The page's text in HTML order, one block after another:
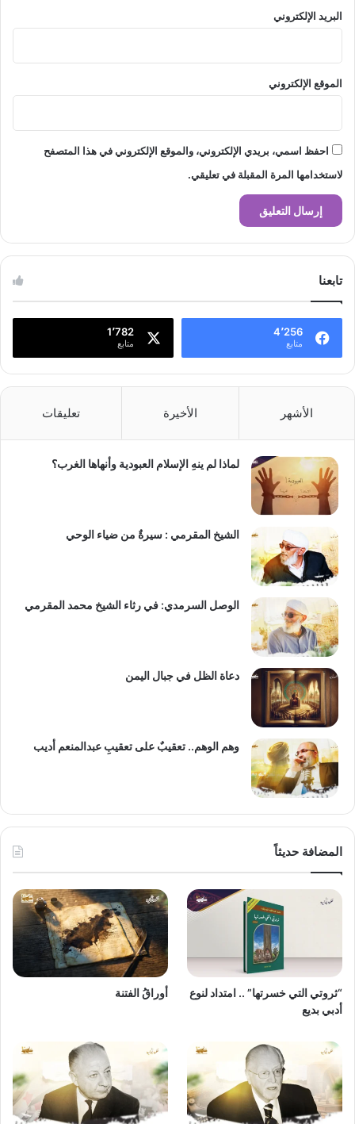
البريد الإلكتروني
الموقع الإلكتروني
احفظ اسمي، بريدي الإلكتروني، والموقع الإلكتروني في هذا المتصفح
لاستخدامها المرة المقبلة في تعليقي.
تابعنا
4٬256
متابع
1٬782
متابع
الأشهر الأخيرة تعليقات
لماذا لم ينهِ الإسلام العبودية وأنهاها الغرب؟
الشيخ المقرمي : سيرةٌ من ضياء الوحي
الوصل السرمدي: في رثاء الشيخ محمد المقرمي
دعاة الظل في جبال اليمن
وهم الوهم.. تعقيبٌ على تعقيبِ عبدالمنعم أديب
المضافة حديثاً
“ثروتي التي خسرتها” .. امتداد لنوع
أدبي بديع
أوراقُ الفتنة